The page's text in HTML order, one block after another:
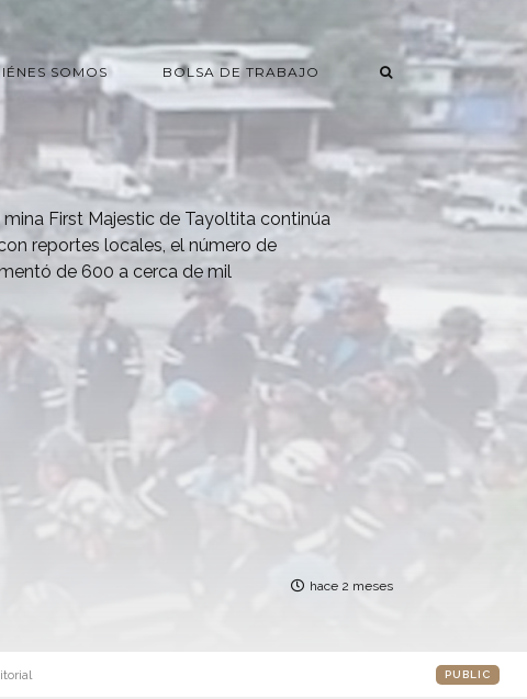
SOMOS BOLSA DE TRABAJO
First Majestic de Tayoltita continúa
reportes locales, el número de
de 600 a cerca de mil
hace 2 meses
PUBLIC